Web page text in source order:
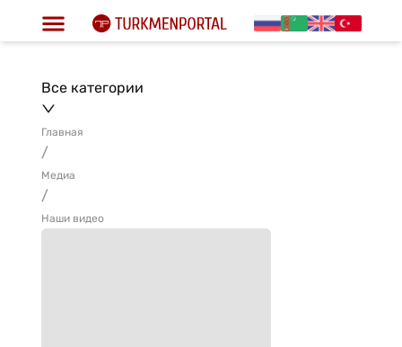
Все категории
Главная
/
Медиа
/
Наши видео